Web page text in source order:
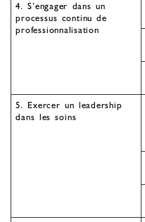
4. S’engager dans un
processus continu de
professionnalisation
5. Exercer un leadership
dans les soins